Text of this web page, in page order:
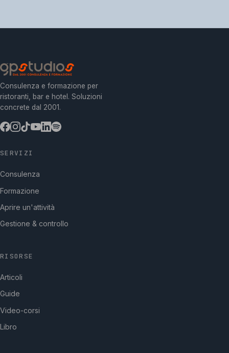
Consulenza e formazione per
ristoranti, bar e hotel. Soluzioni
concrete dal 2001.
SERVIZI
Consulenza
Formazione
Aprire un'attività
Gestione & controllo
RISORSE
Articoli
Guide
Video-corsi
Libro